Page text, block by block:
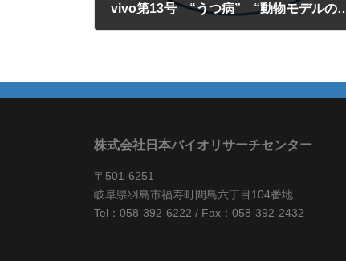
vivo第13号 “うつ病” “
株式会社日本バイオリサーチセンター
〒501-6251
岐阜県羽島市福寿町間島六丁目104番地
Tel：058-392-6222 / Fax：058-392-2432